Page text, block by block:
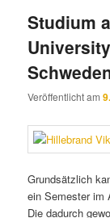
Studium
Veröffentlicht am
Grundsätzlich
ein Semester im
Die dadurch